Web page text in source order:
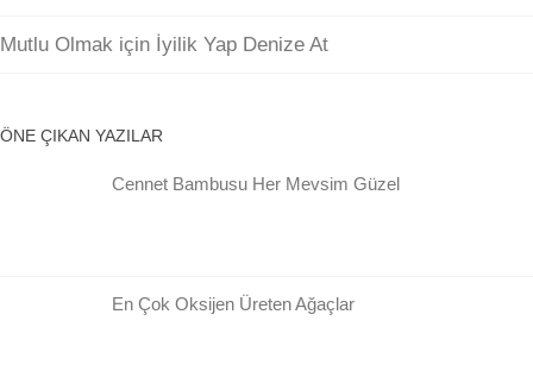
Mutlu Olmak için İyilik Yap Denize At
ÖNE ÇIKAN YAZILAR
Cennet Bambusu Her Mevsim Güzel
En Çok Oksijen Üreten Ağaçlar